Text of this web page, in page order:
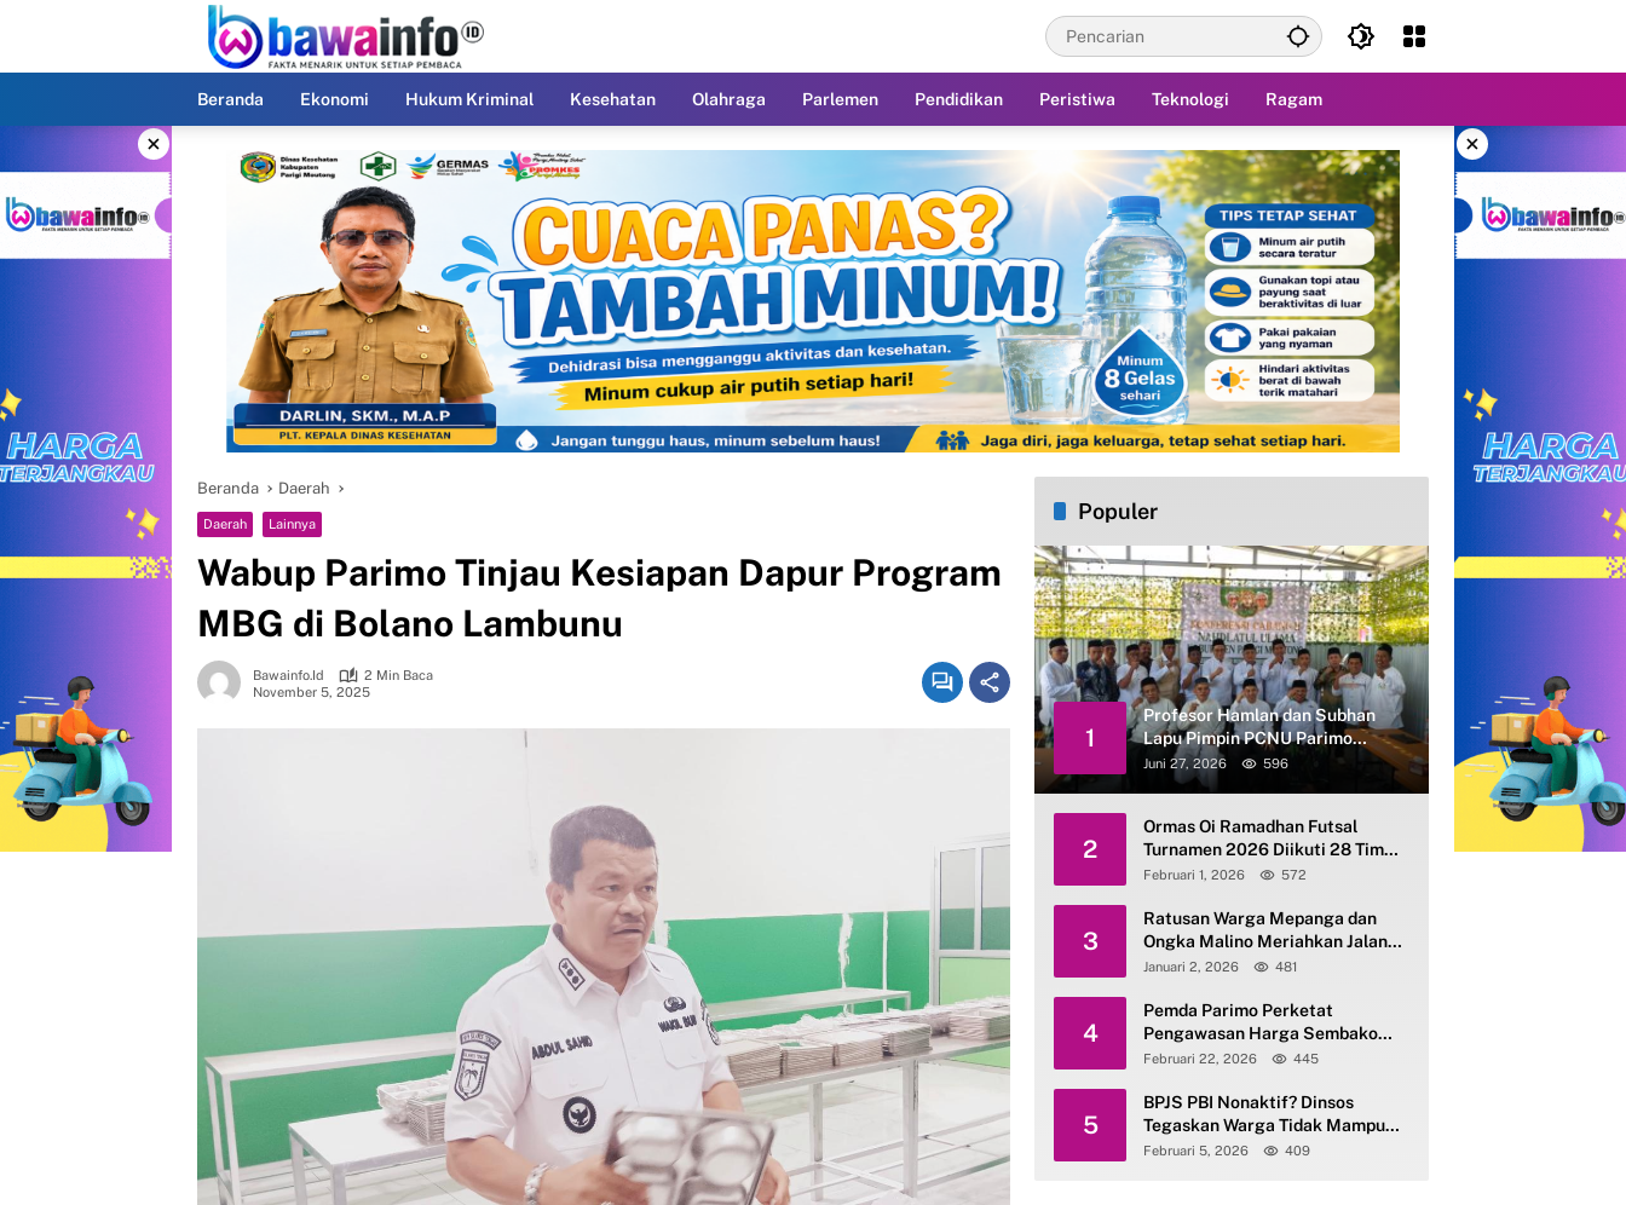
Beranda
Ekonomi Hukum Kriminal Kesehatan Olahraga Parlemen Pendidikan Peristiwa Teknologi Ragam
× ×
Beranda Daerah
Daerah Lainnya
Wabup Parimo Tinjau Kesiapan Dapur Program
MBG di Bolano Lambunu
Bawainfo.id
2 Min Baca
November 5, 2025
Populer
1
Profesor Hamlan dan Subhan
Lapu Pimpin PCNU Parimo
Periode 2026–2031
Juni 27, 2026 596
2
Ormas Oi Ramadhan Futsal
Turnamen 2026 Diikuti 28 Tim
se-Parimo
Februari 1, 2026 572
3
Ratusan Warga Mepanga dan
Ongka Malino Meriahkan Jalan
Santai Kerukunan HAB ke-80
Januari 2, 2026 481
4
Pemda Parimo Perketat
Pengawasan Harga Sembako
dan Gas Elpiji 3 Kg
Februari 22, 2026 445
5
BPJS PBI Nonaktif? Dinsos
Tegaskan Warga Tidak Mampu
Tetap Terlayani
Februari 5, 2026 409